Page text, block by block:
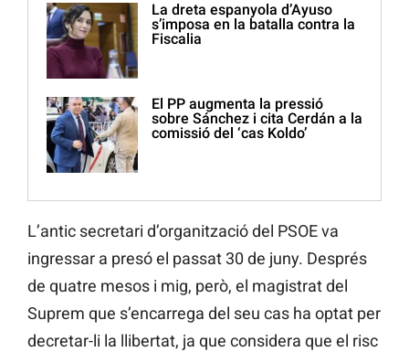
La dreta espanyola d’Ayuso
s’imposa en la batalla contra la
Fiscalia
El PP augmenta la pressió
sobre Sánchez i cita Cerdán a la
comissió del ‘cas Koldo’
L’antic secretari d’organització del PSOE va
ingressar a presó el passat 30 de juny. Després
de quatre mesos i mig, però, el magistrat del
Suprem que s’encarrega del seu cas ha optat per
decretar-li la llibertat, ja que considera que el risc